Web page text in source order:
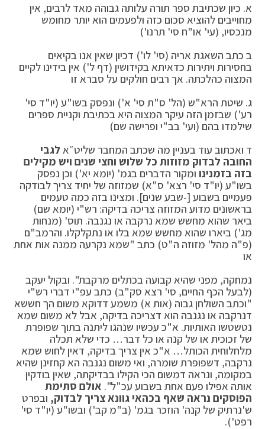
א. כיון שכתיבת ספר תורה עלותה גבוהה מאד לרבים, אין
מחוייבים להוציא סכום כזה ולפעמים הוא יותר מחומש
מנכסיו, (עי' או"ח סי' תרנו')
ב כתב השאגת אריה (סי' לו') דכיון שאין אנו בקיאים
בחסירות ויתירות כדאיתא בקידושין (דף ל') אין בידינו לקיים
המצוה כהלכתה. אך רבים חולקים על סברא זו
ג. שיטת הרא"ש (הל' ס"ת סי' א') ונפסק בשו"ע (יו"ד סי'
רע') שבזמן הזה עיקר המצוה היא בכתיבת וקניית ספרים
שילמדו בהם (ועי' בב"י ופרישה שם)
ד ואכתוב עוד בעניין מה שכתב המחבר שליט״א לגבי
החובה לבדוק מזוזות כל שלוש וחצי שנים ויש מקילים
בזה בזמנינו ומקור הדברים בגמ' (יומא יא') וכן נפסק
בשו"ע (יו"ד סי' רצא' ס"א) שמזוזה של יחיד צריך לבודקה
פעמיים בשבוע [-שבע שנים]. ומצינו בזה כמה טעמים
בראשונים מדוע המזוזה צריכה בדיקה: רש"י (יומא שם)
ביאר שהוא מחשש שמא נרקבה או נגנבה. תוס' (מנחות
מג') ביארו שהוא מחשש שמא בלו או נתקלקלו. והרמב"ם
(פ"ה מהל' מזוזה ה"ט) כתב "שמא נקרעה ממנה אות אחת
או
נמחקה, מפני שהיא קבועה בכתלים מרקבת". ובקול יעקב
(לבעל הכף החיים, סי' רצא סק"ב) כתב עפ"י דברי רש"י
"וכתב השולחן גבוה (אות א) משמע דדוקא משום הך חששא
דנרקבה או נגנבה הוא דצריכה בדיקה, אבל לא משום שמא
נטשטשו האותיות. א"כ עכשיו שנהגו ליתנה בתוך שפופרת
של זכוכית או של קנה או כל דבר… כדי שלא תכלה
מלחלוחית הכותל… א"כ אין צריך בדיקה, דאין לחוש שמא
נרקבה, דשפופרת שומרה, ואי משום נגנבה הא קחזינן שהיא
במקומה, ונראה דמשום הכי הקילו בבדיקתה, שאין בודקין
אותה אפילו פעם אחת בשבוע עכ"ל". אולם סתימת
הפוסקים נראה שאף בכהאי גוונא צריך לבדוק, ובפרט
ש'נרתיק של קנה' הוזכר בגמ' (ב"מ קב') ובשו"ע (יו"ד סי'
רפט').